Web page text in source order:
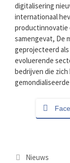
digitalisering
internationaal
productinnovatie
samengevat, De
geprojecteerd
evoluerende
bedrijven die
Categorieën
Nieuws